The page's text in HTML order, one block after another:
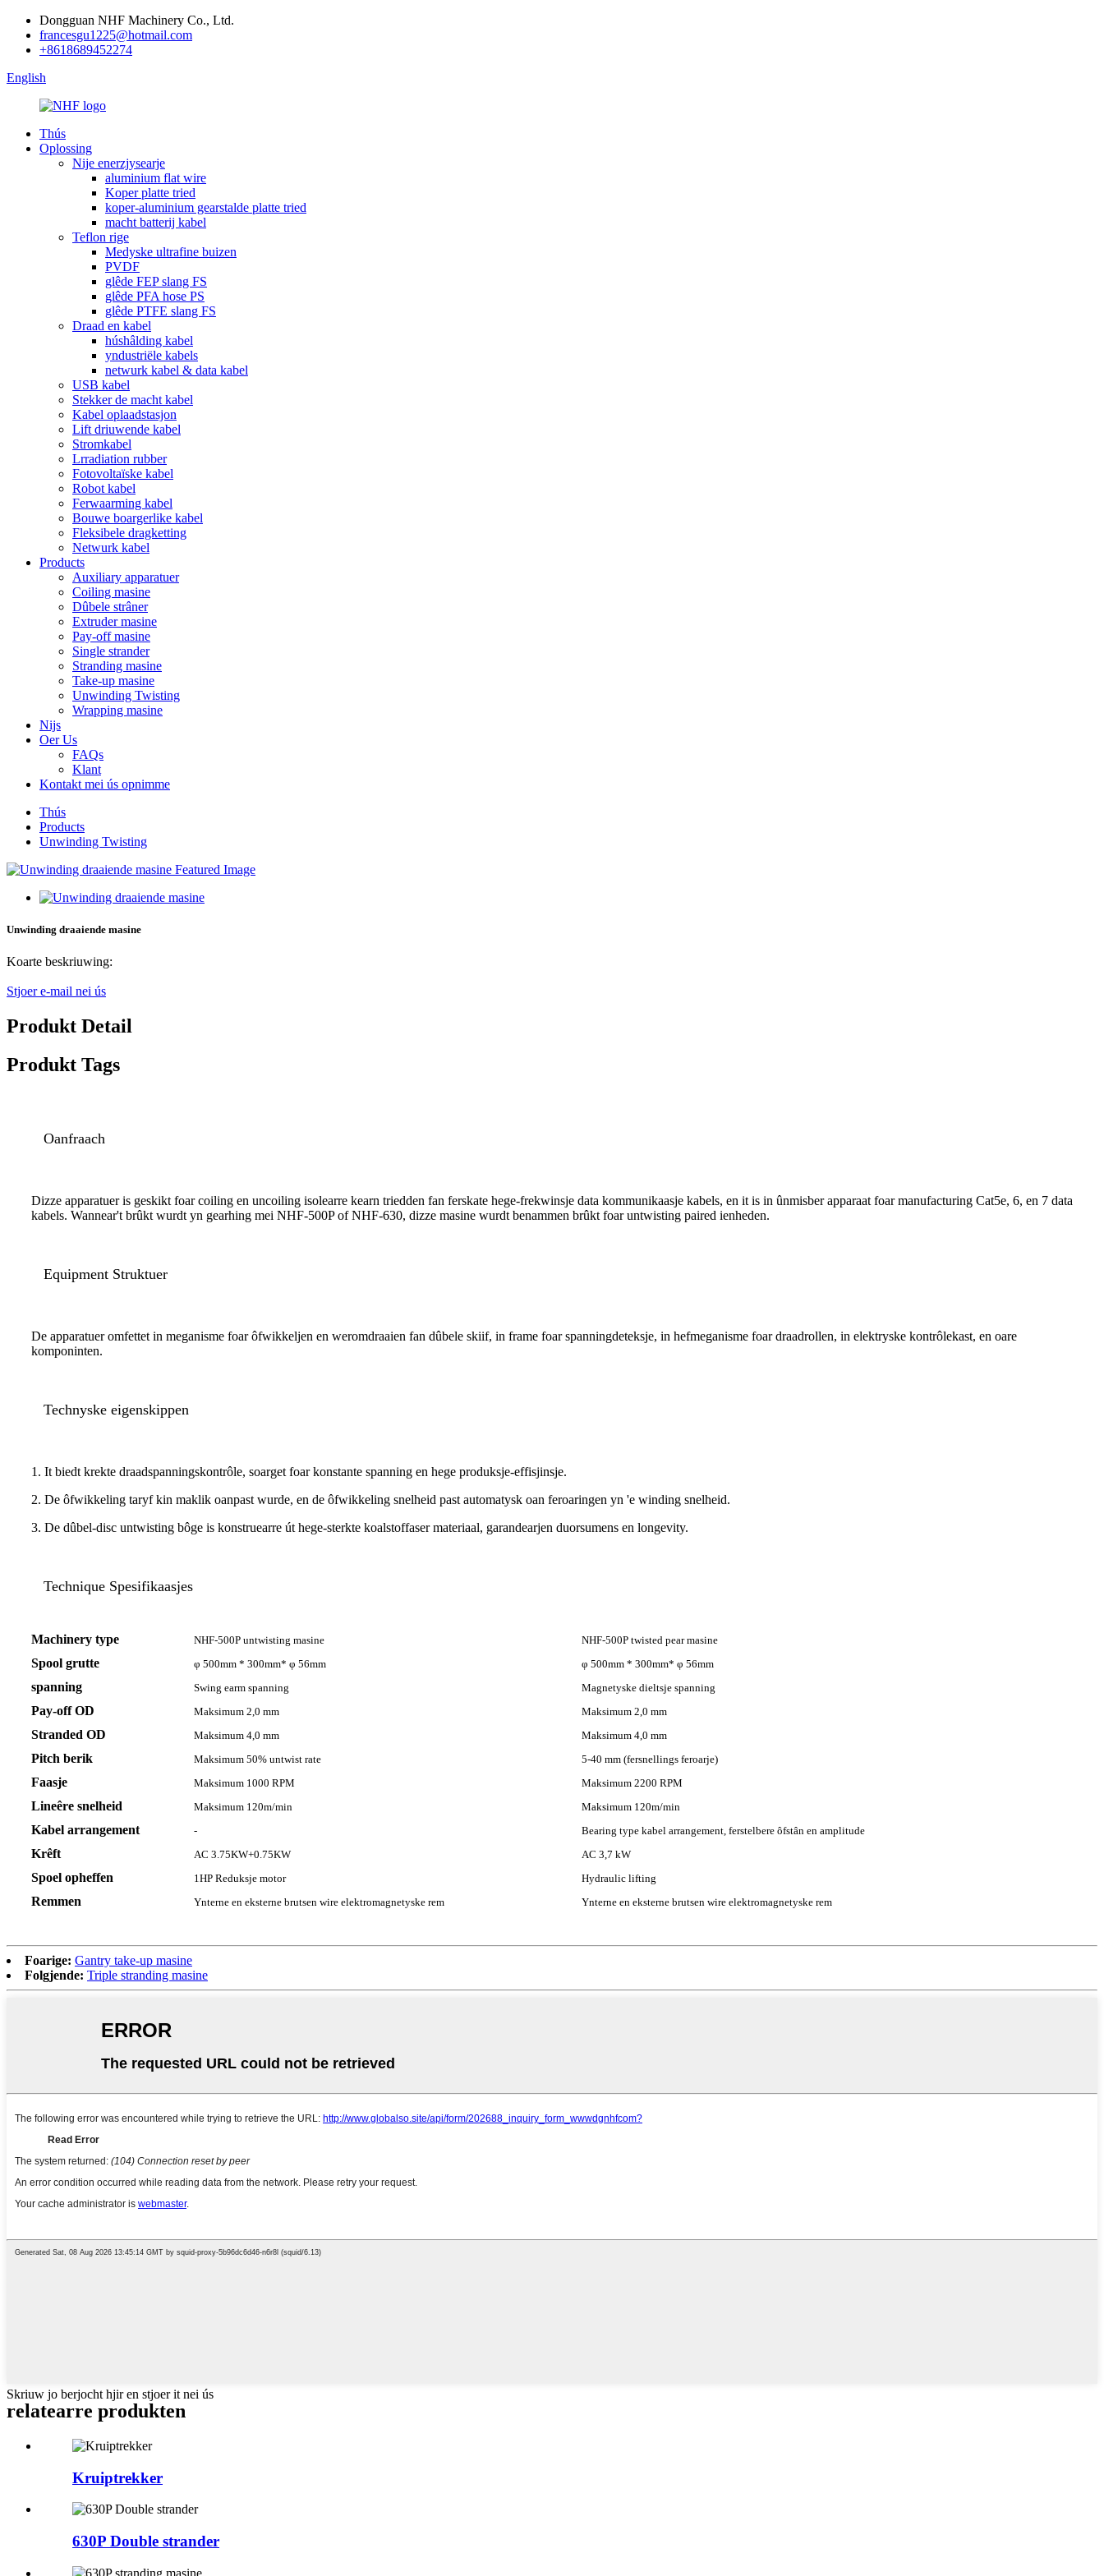
Dongguan NHF Machinery Co., Ltd.
francesgu1225@hotmail.com
+8618689452274
English
Thús
Oplossing
Nije enerzjysearje
aluminium flat wire
Koper platte tried
koper-aluminium gearstalde platte tried
macht batterij kabel
Teflon rige
Medyske ultrafine buizen
PVDF
glêde FEP slang FS
glêde PFA hose PS
glêde PTFE slang FS
Draad en kabel
húshâlding kabel
yndustriële kabels
netwurk kabel & data kabel
USB kabel
Stekker de macht kabel
Kabel oplaadstasjon
Lift driuwende kabel
Stromkabel
Lrradiation rubber
Fotovoltaïske kabel
Robot kabel
Ferwaarming kabel
Bouwe boargerlike kabel
Fleksibele dragketting
Netwurk kabel
Products
Auxiliary apparatuer
Coiling masine
Dûbele strâner
Extruder masine
Pay-off masine
Single strander
Stranding masine
Take-up masine
Unwinding Twisting
Wrapping masine
Nijs
Oer Us
FAQs
Klant
Kontakt mei ús opnimme
Thús
Products
Unwinding Twisting
Unwinding draaiende masine
Koarte beskriuwing:
Stjoer e-mail nei ús
Produkt Detail
Produkt Tags
Oanfraach
Dizze apparatuer is geskikt foar coiling en uncoiling isolearre kearn triedden fan ferskate hege-frekwinsje data kommunikaasje kabels, en it is in ûnmisber apparaat foar manufacturing Cat5e, 6, en 7 data
kabels. Wannear't brûkt wurdt yn gearhing mei NHF-500P of NHF-630, dizze masine wurdt benammen brûkt foar untwisting paired ienheden.
Equipment Struktuer
De apparatuer omfettet in meganisme foar ôfwikkeljen en weromdraaien fan dûbele skiif, in frame foar spanningdeteksje, in hefmeganisme foar draadrollen, in elektryske kontrôlekast, en oare
komponinten.
Technyske eigenskippen
1. It biedt krekte draadspanningskontrôle, soarget foar konstante spanning en hege produksje-effisjinsje.
2. De ôfwikkeling taryf kin maklik oanpast wurde, en de ôfwikkeling snelheid past automatysk oan feroaringen yn 'e winding snelheid.
3. De dûbel-disc untwisting bôge is konstruearre út hege-sterkte koalstoffaser materiaal, garandearjen duorsumens en longevity.
Technique Spesifikaasjes
Machinery type NHF-500P untwisting masine NHF-500P twisted pear masine
Spool grutte φ 500mm * 300mm* φ 56mm φ 500mm * 300mm* φ 56mm
spanning Swing earm spanning Magnetyske dieltsje spanning
Pay-off OD Maksimum 2,0 mm Maksimum 2,0 mm
Stranded OD Maksimum 4,0 mm Maksimum 4,0 mm
Pitch berik Maksimum 50% untwist rate 5-40 mm (fersnellings feroarje)
Faasje Maksimum 1000 RPM Maksimum 2200 RPM
Lineêre snelheid Maksimum 120m/min Maksimum 120m/min
Kabel arrangement - Bearing type kabel arrangement, ferstelbere ôfstân en amplitude
Krêft AC 3.75KW+0.75KW AC 3,7 kW
Spoel opheffen 1HP Reduksje motor Hydraulic lifting
Remmen Ynterne en eksterne brutsen wire elektromagnetyske rem Ynterne en eksterne brutsen wire elektromagnetyske rem
Foarige: Gantry take-up masine
Folgjende: Triple stranding masine
Skriuw jo berjocht hjir en stjoer it nei ús
relatearre produkten
Kruiptrekker
630P Double strander